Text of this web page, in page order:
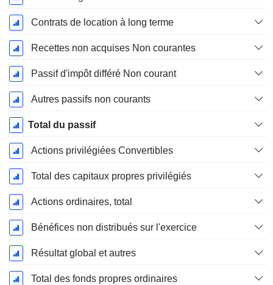
Contrats de location à long terme
Recettes non acquises Non courantes
Passif d'impôt différé Non courant
Autres passifs non courants
Total du passif
Actions privilégiées Convertibles
Total des capitaux propres privilégiés
Actions ordinaires, total
Bénéfices non distribués sur l'exercice
Résultat global et autres
Total des fonds propres ordinaires